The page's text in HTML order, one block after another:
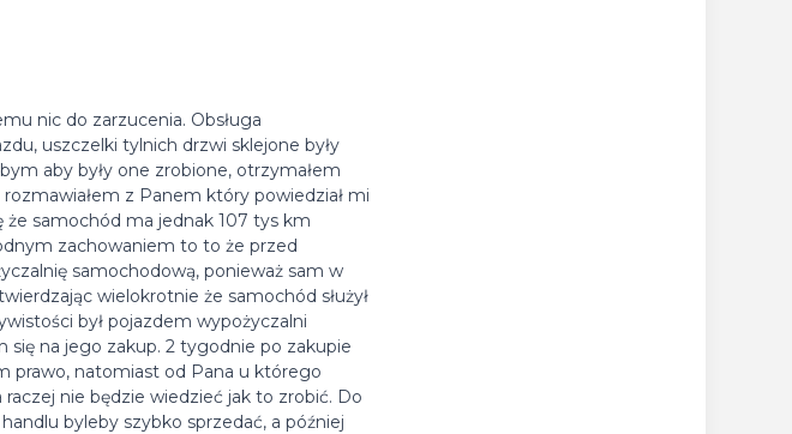
nic do zarzucenia. Obsługa
uszczelki tylnich drzwi sklejone były
aby były one zrobione, otrzymałem
z Panem który powiedział mi
że samochód ma jednak 107 tys km
zachowaniem to to że przed
samochodową, ponieważ sam w
wielokrotnie że samochód służył
był pojazdem wypożyczalni
na jego zakup. 2 tygodnie po zakupie
prawo, natomiast od Pana u którego
nie będzie wiedzieć jak to zrobić. Do
byleby szybko sprzedać, a później